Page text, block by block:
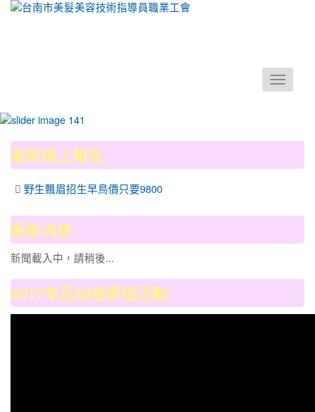
Toggle
最新線上報名
野生飄眉招生早鳥價只要9800
最新消息
新聞載入中，請稍後...
2017年呂仙祖祭祖活動